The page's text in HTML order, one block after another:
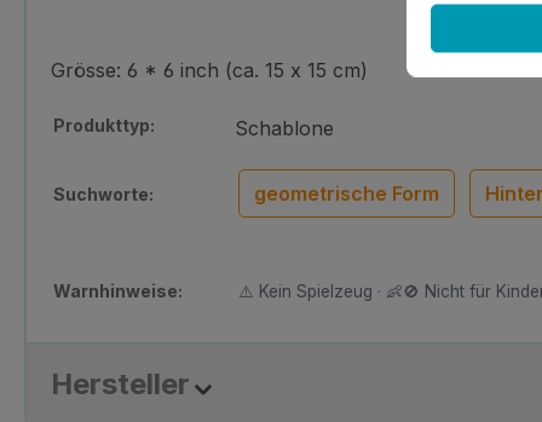
Grösse: 6 * 6 inch (ca. 15 x 15 cm)
Produkttyp: Schablone
Suchworte: geometrische Form
Warnhinweise: ⚠️ Kein Spielzeug · 👶🚫 Nicht für
Hersteller